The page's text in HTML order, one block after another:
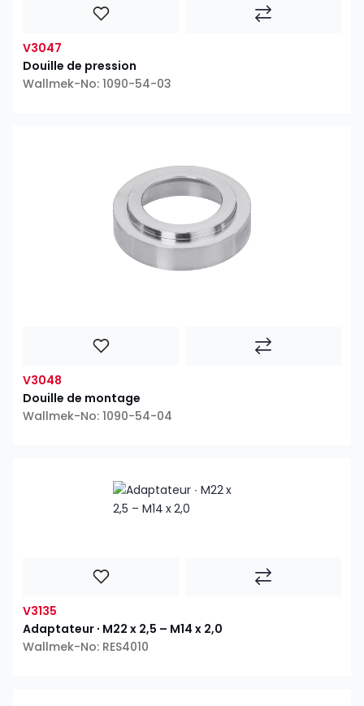
V3047
Douille de pression
Wallmek-No: 1090-54-03
V3048
Douille de montage
Wallmek-No: 1090-54-04
V3135
Adaptateur ∙ M22 x 2,5 – M14 x 2,0
Wallmek-No: RES4010